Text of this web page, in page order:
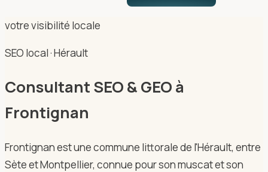
votre visibilité locale
SEO local · Hérault
Consultant SEO & GEO à
Frontignan
Frontignan est une commune littorale de l'Hérault, entre
Sète et Montpellier, connue pour son muscat et son